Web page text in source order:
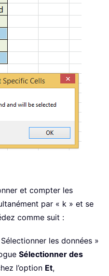
et compter les
par « k » et se
comme suit :
les données »
Sélectionner des
l’option Et,